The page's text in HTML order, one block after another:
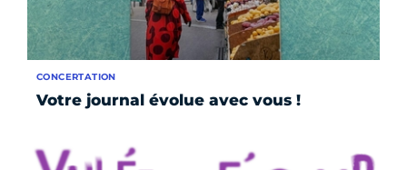
Votre journal évolue avec vous !
CONCERTATION